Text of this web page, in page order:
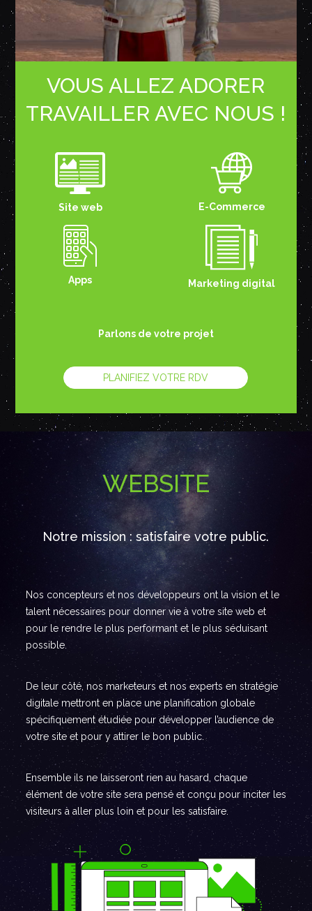
VOUS ALLEZ ADORER
TRAVAILLER AVEC NOUS !
Site web E-Commerce
Apps Marketing digital
Parlons de votre projet
PLANIFIEZ VOTRE RDV
WEBSITE
Notre mission : satisfaire votre public.
Nos concepteurs et nos développeurs ont la vision et le
talent nécessaires pour donner vie à votre site web et
pour le rendre le plus performant et le plus séduisant
possible.
De leur côté, nos marketeurs et nos experts en stratégie
digitale mettront en place une planification globale
spécifiquement étudiée pour développer l’audience de
votre site et pour y attirer le bon public.
Ensemble ils ne laisseront rien au hasard, chaque
élément de votre site sera pensé et conçu pour inciter les
visiteurs à aller plus loin et pour les satisfaire.